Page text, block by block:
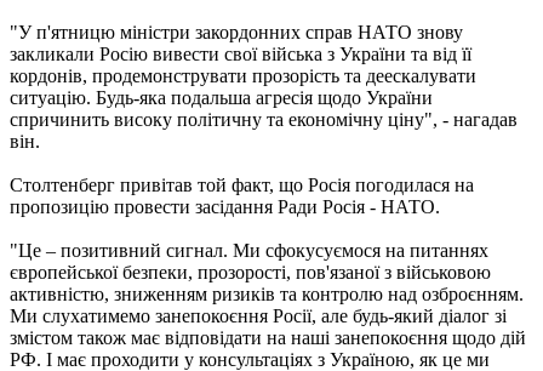
"У п'ятницю міністри закордонних справ НАТО знову
закликали Росію вивести свої війська з України та від її
кордонів, продемонструвати прозорість та деескалувати
ситуацію. Будь-яка подальша агресія щодо України
спричинить високу політичну та економічну ціну", - нагадав
він.
Столтенберг привітав той факт, що Росія погодилася на
пропозицію провести засідання Ради Росія - НАТО.
"Це – позитивний сигнал. Ми сфокусуємося на питаннях
європейської безпеки, прозорості, пов'язаної з військовою
активністю, зниженням ризиків та контролю над озброєнням.
Ми слухатимемо занепокоєння Росії, але будь-який діалог зі
змістом також має відповідати на наші занепокоєння щодо дій
РФ. І має проходити у консультаціях з Україною, як це ми